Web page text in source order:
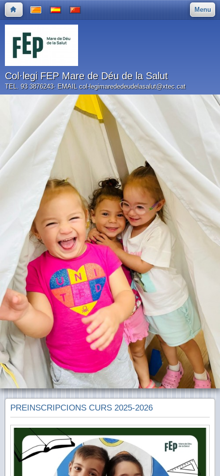
Menu
Col·legi FEP Mare de Déu de la Salut
TEL. 93 3876243· EMAIL col-legimarededeudelasalut@xtec.cat
PREINSCRIPCIONS CURS 2025-2026